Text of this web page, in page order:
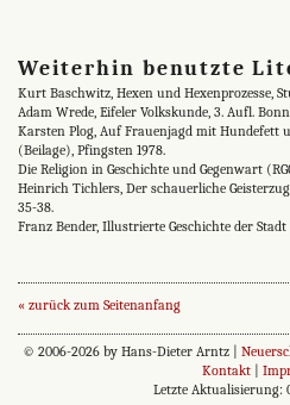
Weiterhin benutzte
Kurt Baschwitz, Hexen und Hexenprozesse,
Adam Wrede, Eifeler Volkskunde, 3. Aufl. Bonn
Karsten Plog, Auf Frauenjagd mit Hundefett
(Beilage), Pfingsten 1978.
Die Religion in Geschichte und Gegenwart
Heinrich Tichlers, Der schauerliche
35-38.
Franz Bender, Illustrierte Geschichte der Stadt
« zurück zum Seitenanfang
© 2006-2026 by Hans-Dieter Arntz |
Kontakt
Letzte Aktualisierung: